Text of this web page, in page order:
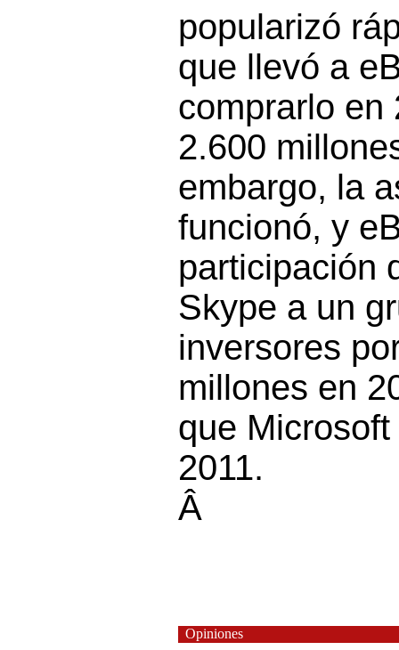
popularizó
que llevó a
comprarlo en
2.600
embargo, la
funcionó, y
participación
Skype a un
inversores
millones en
que
2011.
Â
Opiniones